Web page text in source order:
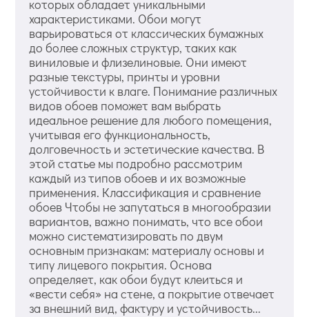
которых обладает уникальными
характеристиками. Обои могут
варьироваться от классических бумажных
до более сложных структур, таких как
виниловые и флизелиновые. Они имеют
разные текстуры, принты и уровни
устойчивости к влаге. Понимание различных
видов обоев поможет вам выбрать
идеальное решение для любого помещения,
учитывая его функциональность,
долговечность и эстетические качества. В
этой статье мы подробно рассмотрим
каждый из типов обоев и их возможные
применения. Классификация и сравнение
обоев Чтобы не запутаться в многообразии
вариантов, важно понимать, что все обои
можно систематизировать по двум
основным признакам: материалу основы и
типу лицевого покрытия. Основа
определяет, как обои будут клеиться и
«вести себя» на стене, а покрытие отвечает
за внешний вид, фактуру и устойчивость...